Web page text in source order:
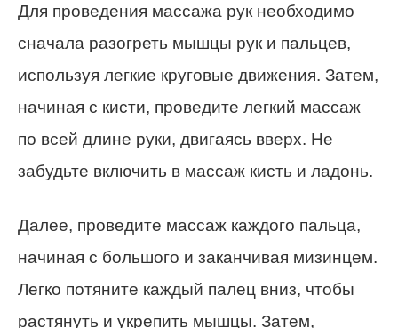
Для проведения массажа рук необходимо
сначала разогреть мышцы рук и пальцев,
используя легкие круговые движения. Затем,
начиная с кисти, проведите легкий массаж
по всей длине руки, двигаясь вверх. Не
забудьте включить в массаж кисть и ладонь.
Далее, проведите массаж каждого пальца,
начиная с большого и заканчивая мизинцем.
Легко потяните каждый палец вниз, чтобы
растянуть и укрепить мышцы. Затем,